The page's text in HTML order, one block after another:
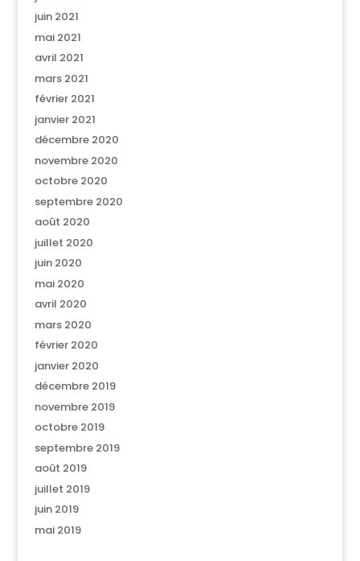
juin 2021
mai 2021
avril 2021
mars 2021
février 2021
janvier 2021
décembre 2020
novembre 2020
octobre 2020
septembre 2020
août 2020
juillet 2020
juin 2020
mai 2020
avril 2020
mars 2020
février 2020
janvier 2020
décembre 2019
novembre 2019
octobre 2019
septembre 2019
août 2019
juillet 2019
juin 2019
mai 2019